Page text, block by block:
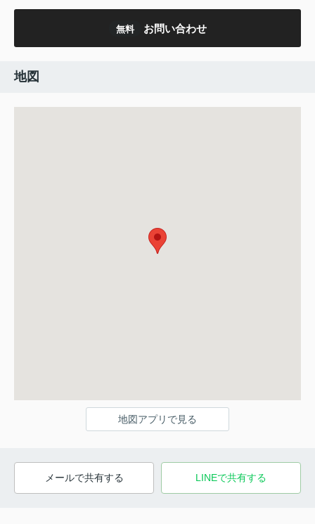
無料 お問い合わせ
地図
地図アプリで見る
メールで共有する LINEで共有する